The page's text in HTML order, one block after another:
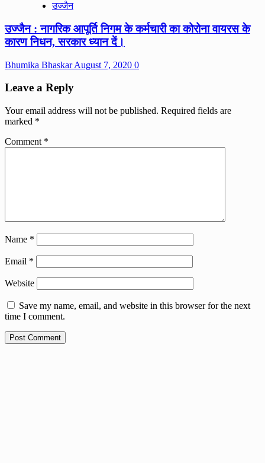
उज्जैन
उज्जैन : नागरिक आपूर्ति निगम के कर्मचारी का कोरोना वायरस के
कारण निधन, सरकार ध्यान दें।
Bhumika BhaskarAugust 7, 2020 0
Leave a Reply
Your email address will not be published. Required fields are
marked *
Comment *
Name *
Email *
Website
Save my name, email, and website in this browser for the next
time I comment.